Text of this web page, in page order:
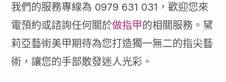
我們的服務專線為 0979 631 031，歡迎您來
電預約或諮詢任何關於做指甲的相關服務。黛
莉亞藝術美甲期待為您打造獨一無二的指尖藝
術，讓您的手部散發迷人光彩。